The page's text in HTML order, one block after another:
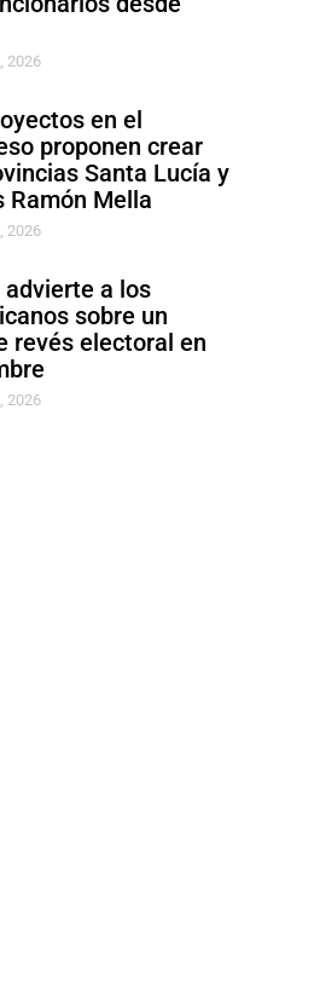
2026
en el
proponen crear
Santa Lucía y
Ramón Mella
2026
advierte a los
sobre un
revés electoral en
2026